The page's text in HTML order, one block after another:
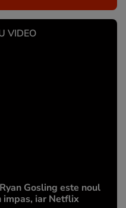
VIDEO
Gosling este noul
impas, iar Netflix